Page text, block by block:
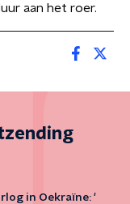
aan het roer.
in Oekraïne: '